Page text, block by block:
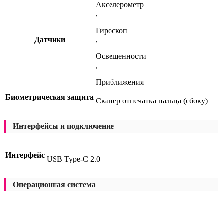
Датчики
Акселерометр
,
Гироскоп
,
Освещенности
,
Приближения
Биометрическая защита Сканер отпечатка пальца (сбоку)
Интерфейсы и подключение
Интерфейс USB Type-C 2.0
Операционная система